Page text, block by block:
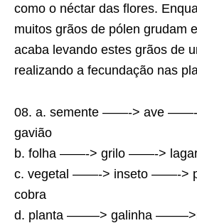
como o néctar das flores.
muitos grãos de pólen grudam
acaba levando estes grãos de
realizando a fecundação nas
08. a. semente ——-> ave
gavião
b. folha ——-> grilo ——->
c. vegetal ——-> inseto ——->
cobra
d. planta ——–> galinha